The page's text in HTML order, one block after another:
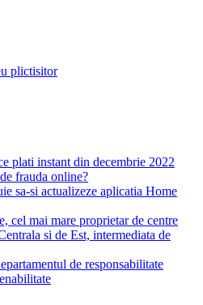
plictisitor
plati instant din decembrie 2022
frauda online?
sa-si actualizeze aplicatia Home
cel mai mare proprietar de centre
si de Est, intermediata de
de responsabilitate